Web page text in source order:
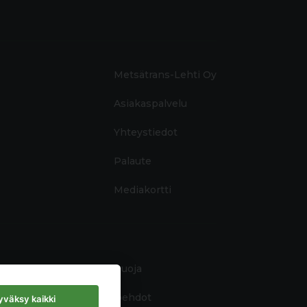
Metsätrans-Lehti Oy
Asiakaspalvelu
Yhteystiedot
Palaute
Mediakortti
Tietosuoja
Käyttöehdot
kaikki